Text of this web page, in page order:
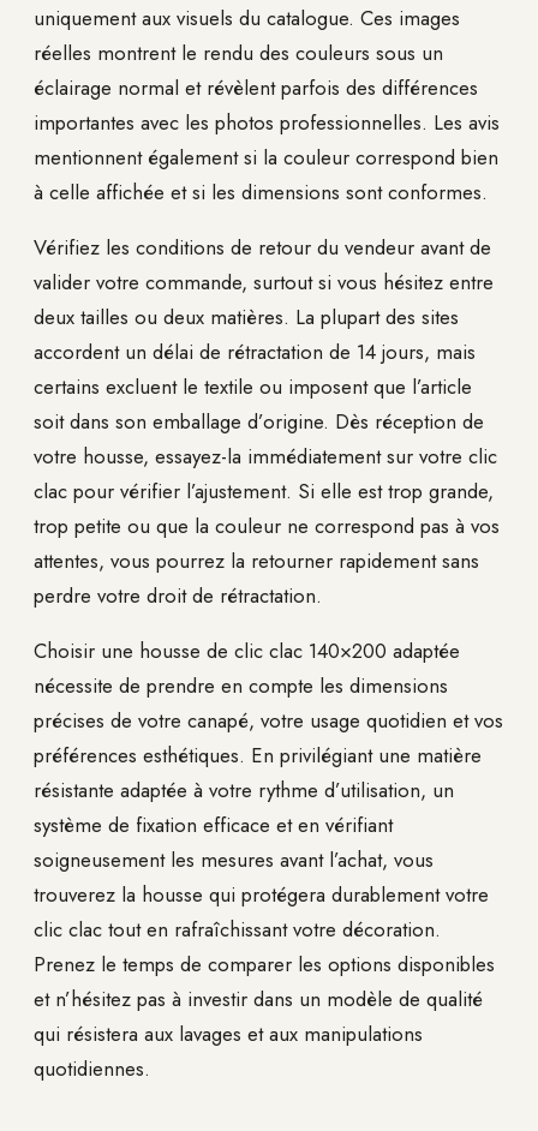
uniquement aux visuels du catalogue. Ces images
réelles montrent le rendu des couleurs sous un
éclairage normal et révèlent parfois des différences
importantes avec les photos professionnelles. Les avis
mentionnent également si la couleur correspond bien
à celle affichée et si les dimensions sont conformes.
Vérifiez les conditions de retour du vendeur avant de
valider votre commande, surtout si vous hésitez entre
deux tailles ou deux matières. La plupart des sites
accordent un délai de rétractation de 14 jours, mais
certains excluent le textile ou imposent que l’article
soit dans son emballage d’origine. Dès réception de
votre housse, essayez-la immédiatement sur votre clic
clac pour vérifier l’ajustement. Si elle est trop grande,
trop petite ou que la couleur ne correspond pas à vos
attentes, vous pourrez la retourner rapidement sans
perdre votre droit de rétractation.
Choisir une housse de clic clac 140×200 adaptée
nécessite de prendre en compte les dimensions
précises de votre canapé, votre usage quotidien et vos
préférences esthétiques. En privilégiant une matière
résistante adaptée à votre rythme d’utilisation, un
système de fixation efficace et en vérifiant
soigneusement les mesures avant l’achat, vous
trouverez la housse qui protégera durablement votre
clic clac tout en rafraîchissant votre décoration.
Prenez le temps de comparer les options disponibles
et n’hésitez pas à investir dans un modèle de qualité
qui résistera aux lavages et aux manipulations
quotidiennes.